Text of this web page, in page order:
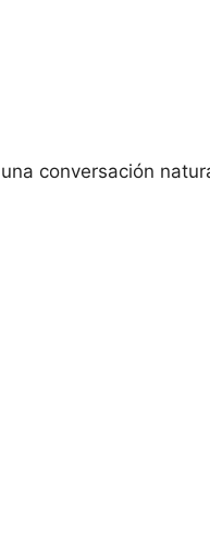
conversación